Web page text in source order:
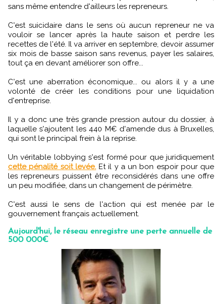
sans même entendre d'ailleurs les repreneurs.
C'est suicidaire dans le sens où aucun repreneur ne va
vouloir se lancer après la haute saison et perdre les
recettes de l'été. Il va arriver en septembre, devoir assumer
six mois de basse saison sans revenus, payer les salaires,
tout ça en devant améliorer son offre...
C'est une aberration économique... ou alors il y a une
volonté de créer les conditions pour une liquidation
d'entreprise.
Il y a donc une très grande pression autour du dossier, à
laquelle s'ajoutent les 440 M€ d'amende dus à Bruxelles,
qui sont le principal frein à la reprise.
Un véritable lobbying s'est formé pour que juridiquement
cette pénalité soit levée.Et il y a un bon espoir pour que
les repreneurs puissent être reconsidérés dans une offre
un peu modifiée, dans un changement de périmètre.
C'est aussi le sens de l'action qui est menée par le
gouvernement français actuellement.
Aujourd'hui, le réseau enregistre une perte annuelle de
500 000€